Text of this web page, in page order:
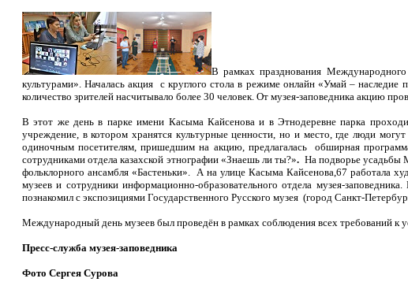
В рамках празднования
культурами». Началась акция с круглого стола в режиме онлайн «Умай –
количество зрителей насчитывало более 30 человек. От музея-заповедника акцию
В этот же день в парке имени Касыма Кайсенова и в Этнодеревне парка
учреждение, в котором хранятся культурные ценности, но и место, где люди
одиночным посетителям, пришедшим на акцию, предлагалась обширная
сотрудниками отдела казахской этнографии «Знаешь ли ты?». На подворье усадьбы
фольклорного ансамбля «Бастеньки». А на улице Касыма Кайсенова,67 работала
музеев и сотрудники информационно-образовательного отдела музея-
познакомил с экспозициями Государственного Русского музея (город Санкт-
Международный день музеев был проведён в рамках соблюдения всех требований к
Пресс-служба музея-заповедника
Фото Сергея Сурова